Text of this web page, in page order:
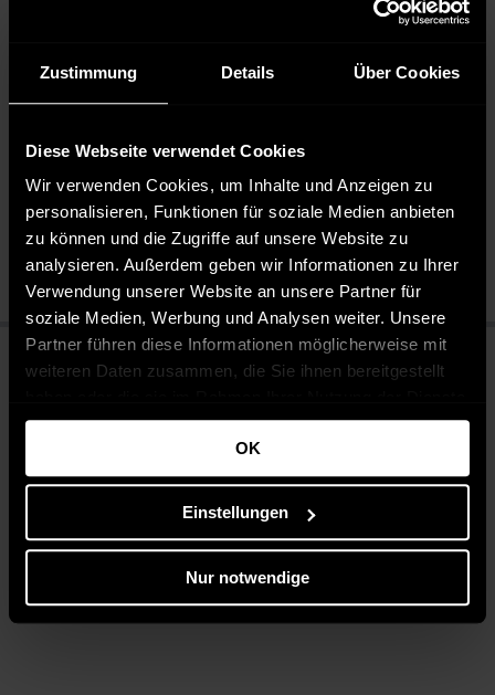
Zustimmung Details Über Cookies
Diese Webseite verwendet Cookies
Wir verwenden Cookies, um Inhalte und Anzeigen zu
personalisieren, Funktionen für soziale Medien anbieten
zu können und die Zugriffe auf unsere Website zu
analysieren. Außerdem geben wir Informationen zu Ihrer
Verwendung unserer Website an unsere Partner für
soziale Medien, Werbung und Analysen weiter. Unsere
Partner führen diese Informationen möglicherweise mit
weiteren Daten zusammen, die Sie ihnen bereitgestellt
gesammelt haben.
OK
Einstellungen
Nur notwendige
Pflegeleicht 30 °C
Bleichen nicht erlaubt
Nicht chemisch reinigen
Bügeln mit mittlerer Temperatur